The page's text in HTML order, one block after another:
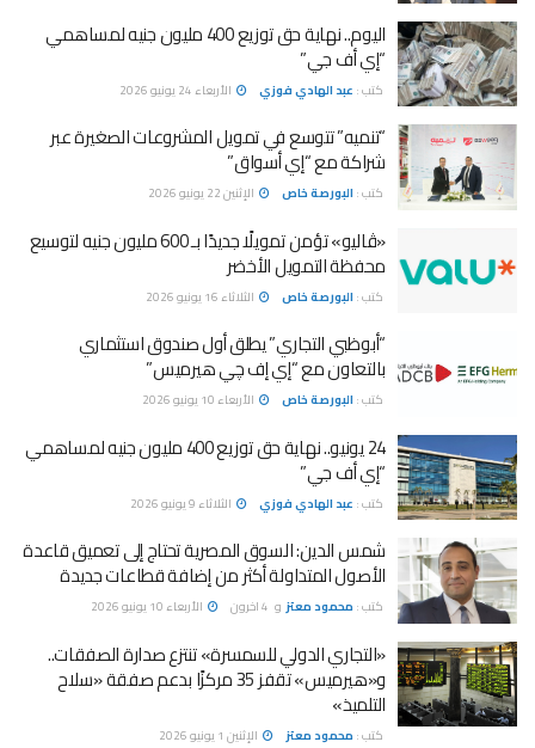
اليوم.. نهاية حق توزيع 400 مليون جنيه لمساهمي
“إي أف جي”
كتب : عبد الهادي فوزي الأربعاء 24 يونيو 2026
“تنميه” تتوسع في تمويل المشروعات الصغيرة عبر
شراكة مع “إي أسواق”
كتب : البورصة خاص الإثنين 22 يونيو 2026
«ڤاليو» تؤمن تمويلًا جديدًا بـ 600 مليون جنيه لتوسيع
محفظة التمويل الأخضر
كتب : البورصة خاص الثلاثاء 16 يونيو 2026
“أبوظبي التجاري” يطلق أول صندوق استثماري
بالتعاون مع “إي إف چي هيرميس”
كتب : البورصة خاص الأربعاء 10 يونيو 2026
24 يونيو.. نهاية حق توزيع 400 مليون جنيه لمساهمي
“إي أف جي”
كتب : عبد الهادي فوزي الثلاثاء 9 يونيو 2026
شمس الدين: السوق المصرية تحتاج إلى تعميق قاعدة
الأصول المتداولة أكثر من إضافة قطاعات جديدة
كتب : محمود معتز و 4 اخرون الأربعاء 10 يونيو 2026
«التجاري الدولي للسمسرة» تنتزع صدارة الصفقات..
و«هيرميس» تقفز 35 مركزًا بدعم صفقة «سلاح
التلميذ»
كتب : محمود معتز الإثنين 1 يونيو 2026